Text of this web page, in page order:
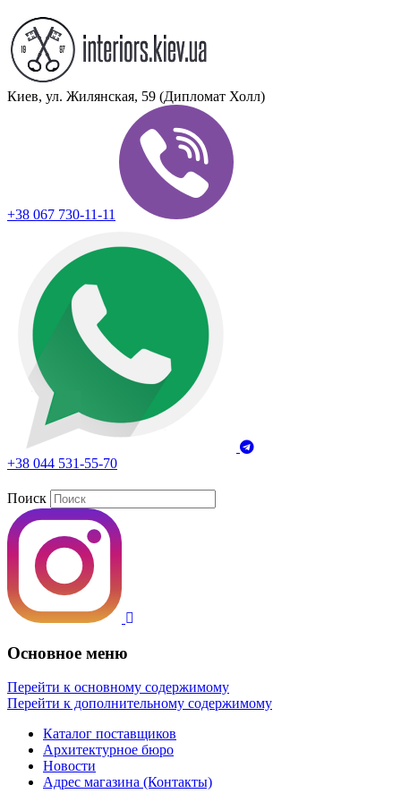
Киев, ул. Жилянская, 59 (Дипломат Холл)
+38 067 730-11-11
+38 044 531-55-70
Поиск
Основное меню
Перейти к основному содержимому
Перейти к дополнительному содержимому
Каталог поставщиков
Архитектурное бюро
Новости
Адрес магазина (Контакты)